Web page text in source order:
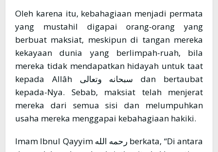
Oleh karena itu, kebahagiaan menjadi permata
yang mustahil digapai orang-orang yang
berbuat maksiat, meskipun di tangan mereka
kekayaan dunia yang berlimpah-ruah, bila
mereka tidak mendapatkan hidayah untuk taat
kepada Allâh سبحانه وتعالى dan bertaubat
kepada-Nya. Sebab, maksiat telah menjerat
mereka dari semua sisi dan melumpuhkan
usaha mereka menggapai kebahagiaan hakiki.
Imam Ibnul Qayyim رحمه الله berkata, “Di antara